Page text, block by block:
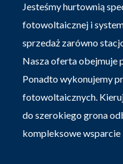
Jesteśmy hurtownią
fotowoltaicznej i
sprzedaż zarówno
Nasza oferta obejmuje
Ponadto wykonujemy
fotowoltaicznych.
do szerokiego grona
kompleksowe